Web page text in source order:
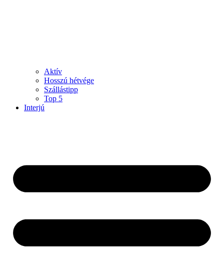
Aktív
Hosszú hétvége
Szállástipp
Top 5
Interjú